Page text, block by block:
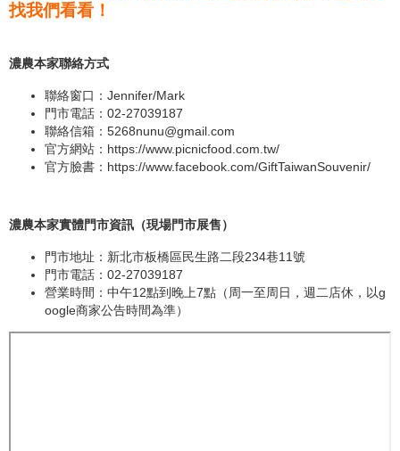
找我們看看！
濃農本家聯絡方式
聯絡窗口：Jennifer/Mark
門市電話：02-27039187
聯絡信箱： 5268nunu@gmail.com
官方網站： https://www.picnicfood.com.tw/
官方臉書： https://www.facebook.com/GiftTaiwanSouvenir/
濃農本家實體門市資訊（現場門市展售）
門市地址：新北市板橋區民生路二段234巷11號
門市電話：02-27039187
營業時間：中午12點到晚上7點（周一至周日，週二店休，以g
oogle商家公告時間為準）